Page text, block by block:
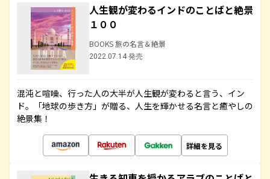
人生観が変わるインドのことばと絶景
１００
BOOKS 旅の名言＆絶景
2022.07.14 発売
混沌と喧噪、行った人の大半が人生観が変わると言う、イン
ド。「地球の歩き方」が贈る、人生を輝かせる名言と癒やしの
絶景集！
詳細を見る